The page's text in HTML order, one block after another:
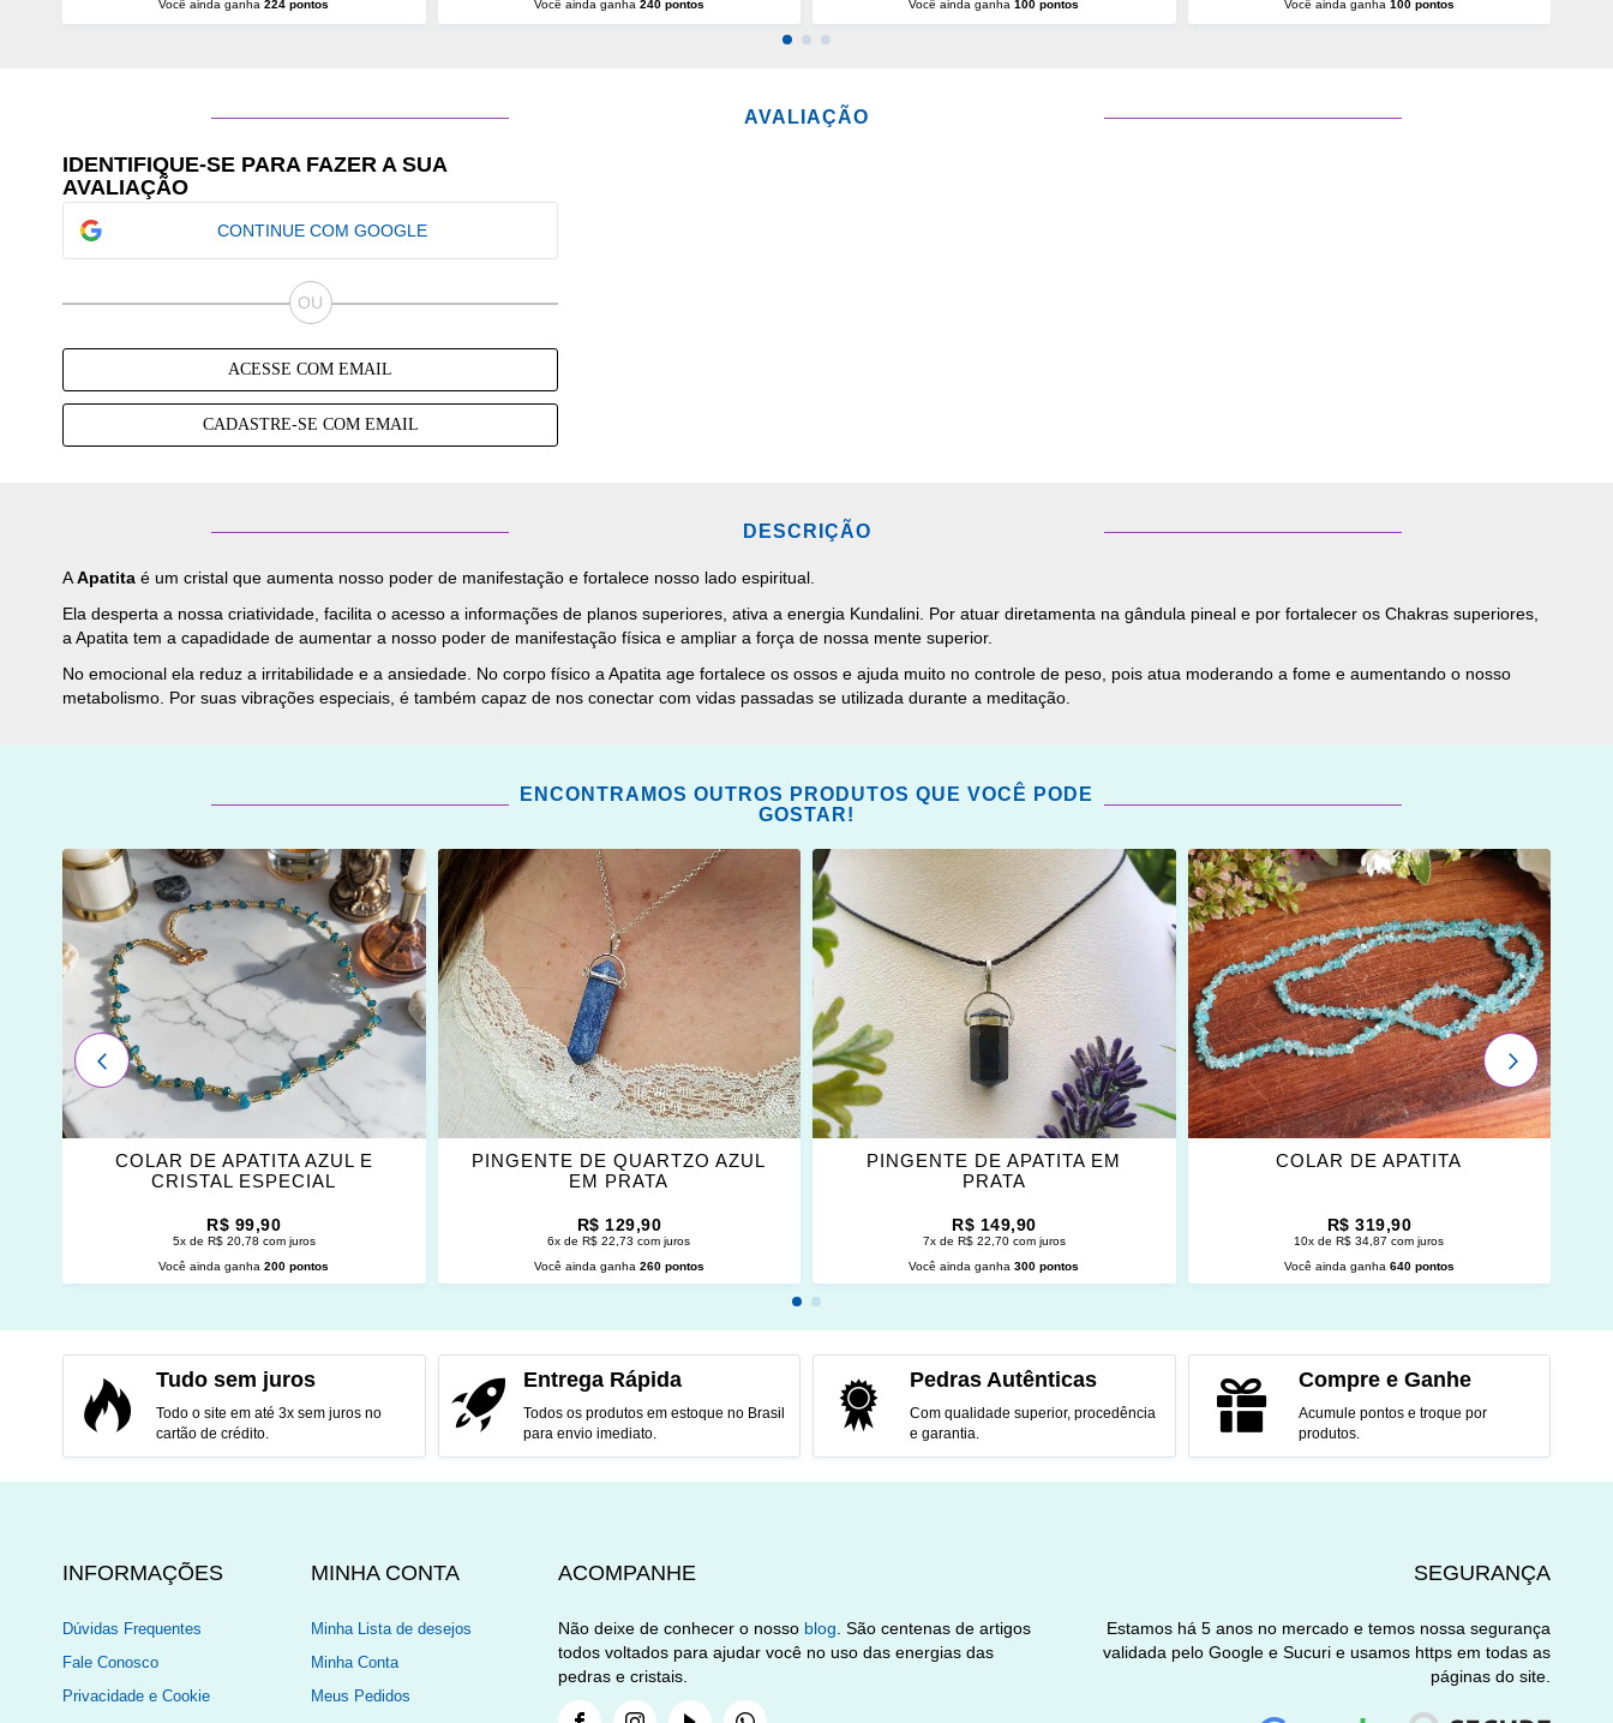
Você ainda ganha224 pontos
Você ainda ganha 240 pontos
Você ainda ganha100 pontos
Você ainda ganha 100 pontos
AVALIAÇÃO
IDENTIFIQUE-SE PARA FAZER A SUA
AVALIAÇÃO
CONTINUE COM GOOGLE
ACESSE COM EMAIL
CADASTRE-SE COM EMAIL
DESCRIÇÃO
AApatita é um cristal que aumenta nosso poder de manifestação e fortalece nosso lado espiritual.
Ela desperta a nossa criatividade, facilita o acesso a informações de planos superiores, ativa a energia Kundalini. Por atuar diretamenta na gândula pineal e por fortalecer os Chakras superiores,
a Apatita tem a capadidade de aumentar a nosso poder de manifestação física e ampliar a força de nossa mente superior.
No emocional ela reduz a irritabilidade e a ansiedade. No corpo físico a Apatita age fortalece os ossos e ajuda muito no controle de peso, pois atua moderando a fome e aumentando o nosso
metabolismo. Por suas vibrações especiais, é também capaz de nos conectar com vidas passadas se utilizada durante a meditação.
ENCONTRAMOS OUTROS PRODUTOS QUE VOCÊ PODE
GOSTAR!
ADICIONAR
OS
FAVORITOS
COLAR DE APATITA AZUL E
CRISTAL ESPECIAL
R$ 99,90
5x de R$ 20,78 com juros
Você ainda ganha200 pontos
ADICIONAR
FAVORITOS
PINGENTE DE QUARTZO AZUL
EM PRATA
R$ 129,90
6x de R$ 22,73 com juros
Você ainda ganha 260 pontos
ADICIONAR
OS
FAVORITOS
PINGENTE DE APATITA EM
PRATA
R$ 149,90
7x de R$ 22,70 com juros
Você ainda ganha300 pontos
ADICIONAR
OS
FAVORITOS
COLAR DE APATITA
R$ 319,90
10x de R$ 34,87 com juros
Você ainda ganha 640 pontos
PRÓXIMO
ANTERIOR
Tudo sem juros
Todo o site em até 3x sem juros no
cartão de crédito.
Entrega Rápida
Todos os produtos em estoque no Brasil
para envio imediato.
Pedras Autênticas
Com qualidade superior, procedência
e garantia.
Compre e Ganhe
Acumule pontos e troque por
produtos.
INFORMAÇÕES
Dúvidas Frequentes
Fale Conosco
Privacidade e Cookie
MINHA CONTA
Minha Lista de desejos
Minha Conta
Meus Pedidos
SEGURANÇA
Estamos há 5 anos no mercado e temos nossa segurança
validada pelo Google e Sucuri e usamos https em todas as
páginas do site.
ACOMPANHE
Não deixe de conhecer o nosso blog. São centenas de artigos
todos voltados para ajudar você no uso das energias das
pedras e cristais.